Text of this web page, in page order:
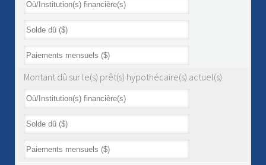
Montant dû sur le(s) prêt(s) hypothécaire(s) actuel(s)